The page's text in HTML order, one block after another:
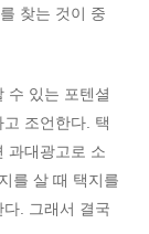
찾는 것이 중
수 있는 포텐셜
조언한다. 택
과대광고로 소
를 살 때 택지를
. 그래서 결국